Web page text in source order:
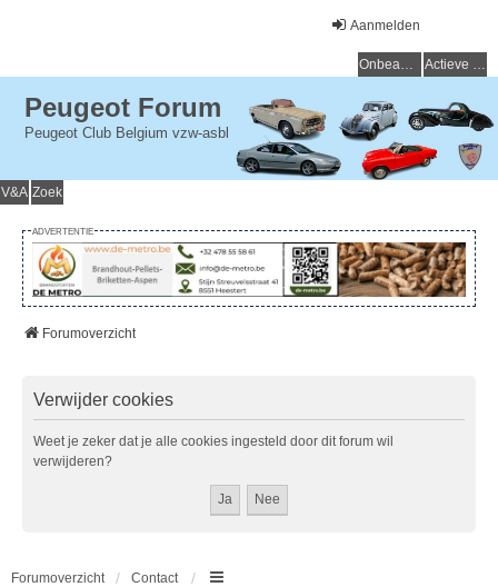
Aanmelden
Onbeantwoorde onderwerpen Actieve onderwerpen
Peugeot Forum
Peugeot Club Belgium vzw-asbl
V&A Zoek
ADVERTENTIE
Forumoverzicht
Verwijder cookies
Weet je zeker dat je alle cookies ingesteld door dit forum wil
verwijderen?
Forumoverzicht Contact